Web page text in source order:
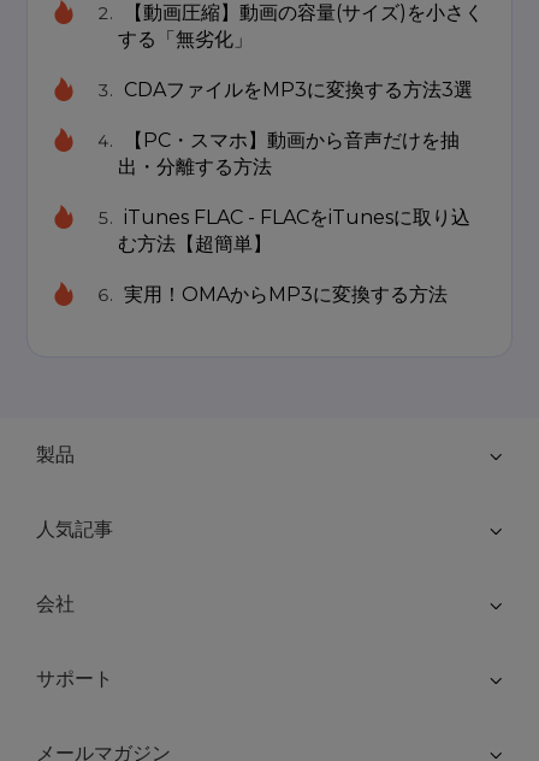
【動画圧縮】動画の容量(サイズ)を小さく
する「無劣化」
CDAファイルをMP3に変換する方法3選
【PC・スマホ】動画から音声だけを抽
出・分離する方法
iTunes FLAC - FLACをiTunesに取り込
む方法【超簡単】
実用！OMAからMP3に変換する方法
製品
人気記事
会社
サポート
メールマガジン